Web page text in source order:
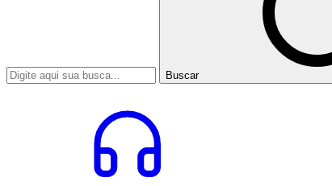
Buscar